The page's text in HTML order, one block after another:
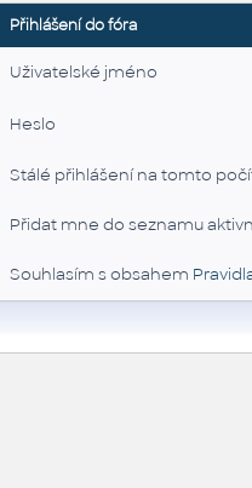
Přihlášení do fóra
Uživatelské jméno
Heslo
Stálé přihlášení na tomto
Přidat mne do seznamu
Souhlasím s obsahem